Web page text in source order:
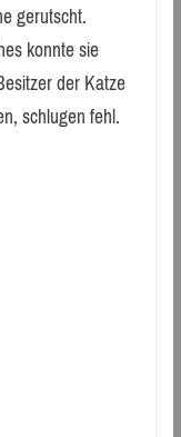
gerutscht.
konnte sie
der Katze
schlugen fehl.